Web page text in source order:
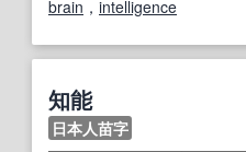
brain ， intelligence
知能
日本人苗字